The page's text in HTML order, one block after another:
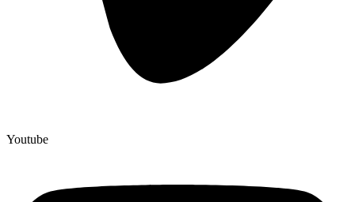
Youtube